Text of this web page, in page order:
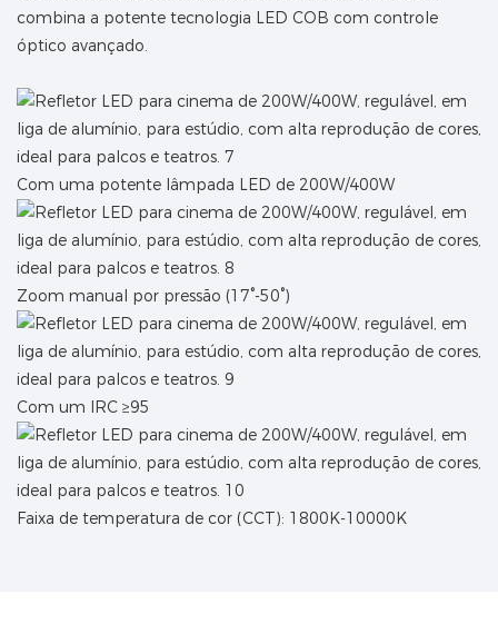
combina a potente tecnologia LED COB com controle
óptico avançado.
Com uma potente lâmpada LED de 200W/400W
Zoom manual por pressão (17°-50°)
Com um IRC ≥95
Faixa de temperatura de cor (CCT): 1800K-10000K